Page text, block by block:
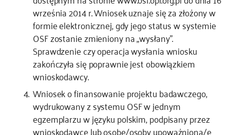
września 2014 r. Wniosek uznaje się za złożony w
formie elektronicznej, gdy jego status w systemie
OSF zostanie zmieniony na „wysłany”.
Sprawdzenie czy operacja wysłania wniosku
zakończyła się poprawnie jest obowiązkiem
wnioskodawcy.
Wniosek o finansowanie projektu badawczego,
wydrukowany z systemu OSF w jednym
egzemplarzu w języku polskim, podpisany przez
wnioskodawcę lub osobę/osoby upoważnioną/e